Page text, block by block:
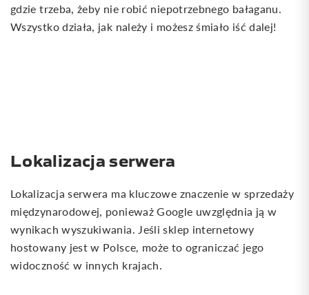
gdzie trzeba, żeby nie robić niepotrzebnego bałaganu.
Wszystko działa, jak należy i możesz śmiało iść dalej!
Lokalizacja serwera
Lokalizacja serwera ma kluczowe znaczenie w sprzedaży
międzynarodowej, ponieważ Google uwzględnia ją w
wynikach wyszukiwania. Jeśli sklep internetowy
hostowany jest w Polsce, może to ograniczać jego
widoczność w innych krajach.